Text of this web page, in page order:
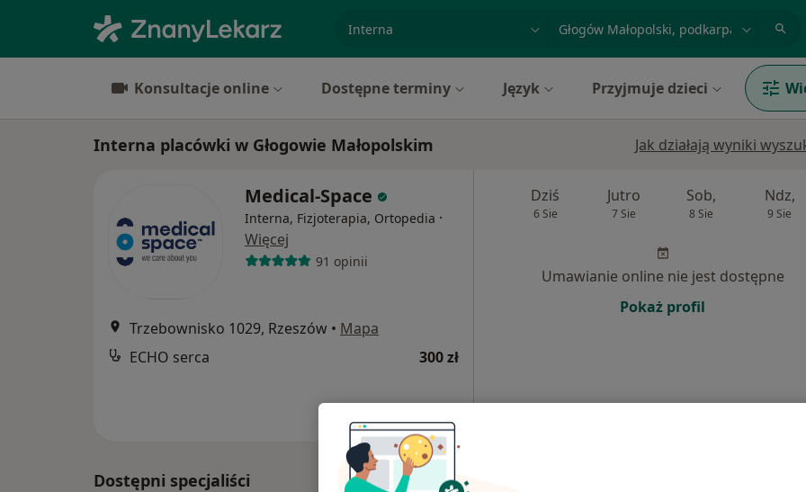
miasto lub dzielnica
Konsultacje online Dostępne terminy Język Przyjmuje dzieci
Interna placówki w Głogowie Małopolskim Jak działają wyniki
Medical-Space
Interna, Fizjoterapia, Ortopedia ·
Więcej
91 opinii
Trzebownisko 1029, Rzeszów • Mapa
ECHO serca
300 zł
Dziś
6 Sie
Jutro
7 Sie
Sob,
8 Sie
Ndz,
9 Sie
Umawianie online nie jest dostępne
Pokaż profil
Dostępni specjaliści